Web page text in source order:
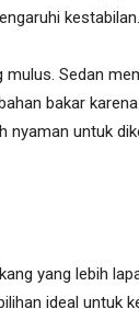
kestabilan.
Sedan
bakar
nyaman untuk
yang lebih
ideal untuk